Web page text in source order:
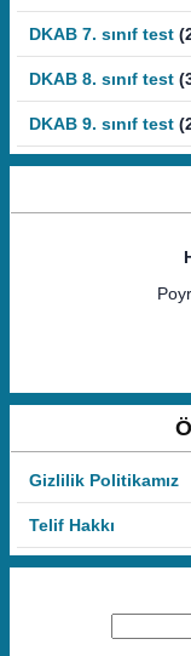
DKAB 7. sınıf test
DKAB 8. sınıf test
DKAB 9. sınıf test
Gizlilik Politikamız
Telif Hakkı